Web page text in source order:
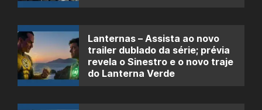
Lanternas – Assista ao novo
trailer dublado da série; prévia
revela o Sinestro e o novo traje
do Lanterna Verde